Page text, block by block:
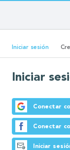
al
contenido
principal
Solapas
Iniciar sesión (solapa
activa)
Iniciar
Conectar
Conectar
Iniciar